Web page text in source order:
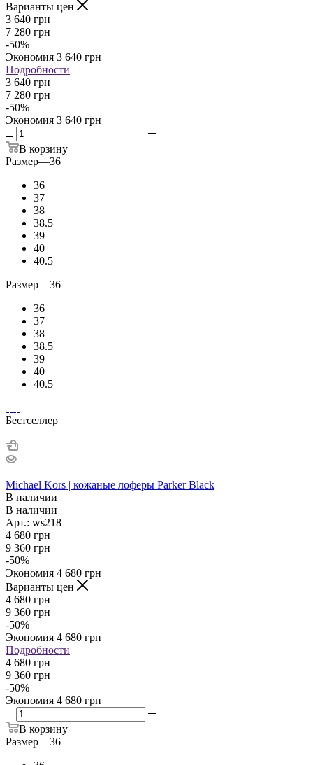
Варианты цен
3 640 грн
7 280 грн
-50%
Экономия 3 640 грн
Подробности
3 640 грн
7 280 грн
-50%
Экономия 3 640 грн
В корзину
Размер—36
36
37
38
38.5
39
40
40.5
Размер—36
36
37
38
38.5
39
40
40.5
Бестселлер
Michael Kors | кожаные лоферы Parker Black
В наличии
В наличии
Арт.: ws218
4 680 грн
9 360 грн
-50%
Экономия 4 680 грн
Варианты цен
4 680 грн
9 360 грн
-50%
Экономия 4 680 грн
Подробности
4 680 грн
9 360 грн
-50%
Экономия 4 680 грн
В корзину
Размер—36